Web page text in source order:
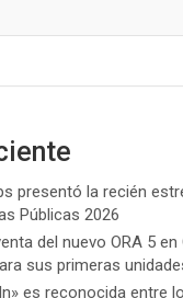
presentó la recién
Públicas 2026
del nuevo ORA 5
sus primeras
es reconocida entre